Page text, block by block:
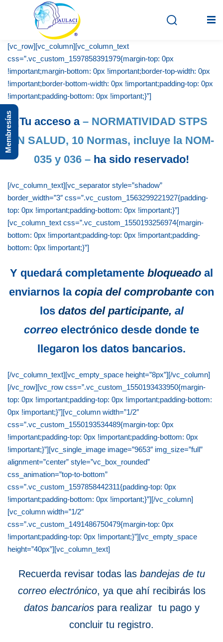
Inicio
En vivo
Grabados
Registro
Iniciar sesión
[vc_row][vc_column][vc_column_text
css=”.vc_custom_1597858391979{margin-top: 0px
!important;margin-bottom: 0px !important;border-top-width: 0px
!important;border-bottom-width: 0px !important;padding-top: 0px
!important;padding-bottom: 0px !important;}”]
¡Tu acceso a – NORMATIVIDAD STPS
EN SALUD, 10 Normas, incluye la NOM-
035 y 036 – ha sido reservado!
[/vc_column_text][vc_separator style=”shadow”
border_width=”3″ css=”.vc_custom_1563299221927{padding-
top: 0px !important;padding-bottom: 0px !important;}”]
[vc_column_text css=”.vc_custom_1550193256974{margin-
bottom: 0px !important;padding-top: 0px !important;padding-
bottom: 0px !important;}”]
Y quedará completamente bloqueado al
enviarnos lacopia del comprobante con
los datos del participante, al
correo electrónico desde donde te
llegaron los datos bancarios.
[/vc_column_text][vc_empty_space height=”8px”][/vc_column]
[/vc_row][vc_row css=”.vc_custom_1550193433950{margin-
top: 0px !important;padding-top: 0px !important;padding-bottom:
0px !important;}”][vc_column width=”1/2″
css=”.vc_custom_1550193534489{margin-top: 0px
!important;padding-top: 0px !important;padding-bottom: 0px
!important;}”][vc_single_image image=”9653″ img_size=”full”
alignment=”center” style=”vc_box_rounded”
css_animation=”top-to-bottom”
css=”.vc_custom_1597858442311{padding-top: 0px
!important;padding-bottom: 0px !important;}”][/vc_column]
[vc_column width=”1/2″
css=”.vc_custom_1491486750479{margin-top: 0px
!important;padding-top: 0px !important;}”][vc_empty_space
height=”40px”][vc_column_text]
Recuerda revisar todas las bandejas de tu
correo electrónico, ya que ahí recibirás los
datos bancariospara realizar tu pago y
concluir tu registro.
Membresías